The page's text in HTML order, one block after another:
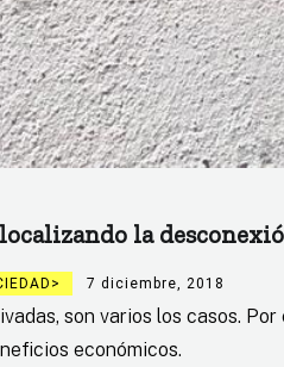
la
7 diciembre, 2018
son varios los casos.
económicos.